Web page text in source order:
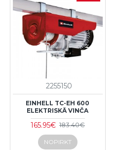
2255150
EINHELL TC-EH 600
ELEKTRISKĀ VINČA
165.95€ 183.40€
NOPIRKT